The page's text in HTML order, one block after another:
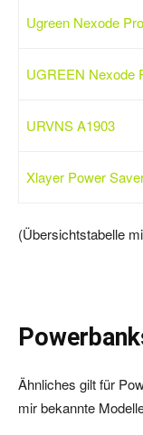
Ugreen Nexode
UGREEN Nexode
URVNS A1903
Xlayer Power
(Übersichtstabelle
Ähnliches gilt für
mir bekannte